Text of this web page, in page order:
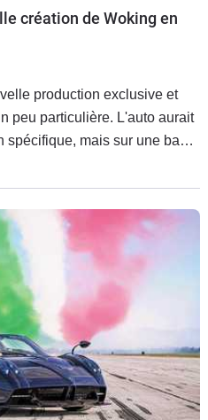
création de Woking en
production exclusive et
peu particulière. L'auto aurait
spécifique, mais sur une base